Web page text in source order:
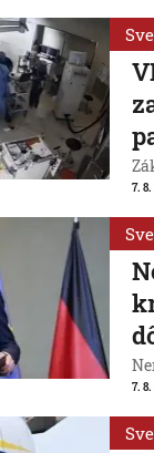
7.
7.